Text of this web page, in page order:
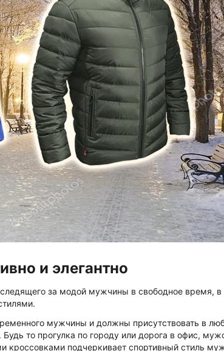
и элегантно
за модой мужчины в свободное время, в
мужчины и должны присутствовать в
то прогулка по городу или дорога в офис,
подчеркивает спортивный стиль